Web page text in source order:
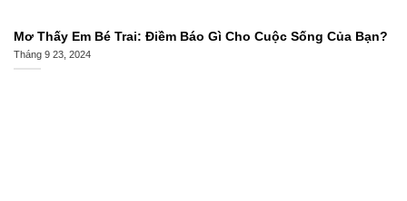
Mơ Thấy Em Bé Trai: Điềm Báo Gì Cho Cuộc Sống Của Bạn?
Tháng 9 23, 2024